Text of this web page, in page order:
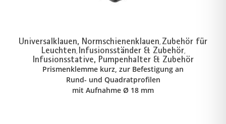
Universalklauen, Normschienenklauen, Zubehör für
Leuchten, Infusionsständer & Zubehör,
Infusionsstative, Pumpenhalter & Zubehör
Prismenklemme kurz, zur Befestigung an
Rund- und Quadratprofilen
mit Aufnahme Ø 18 mm